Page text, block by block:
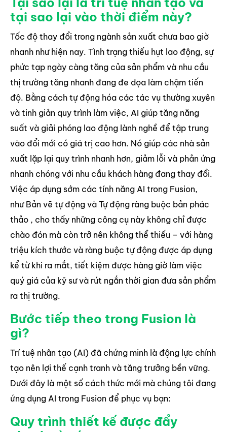
tại sao lại vào thời điểm này?
Tốc độ thay đổi trong ngành sản xuất chưa bao giờ
nhanh như hiện nay. Tình trạng thiếu hụt lao động, sự
phức tạp ngày càng tăng của sản phẩm và nhu cầu
thị trường tăng nhanh đang đe dọa làm chậm tiến
độ. Bằng cách tự động hóa các tác vụ thường xuyên
và tinh giản quy trình làm việc, AI giúp tăng năng
suất và giải phóng lao động lành nghề để tập trung
vào đổi mới có giá trị cao hơn. Nó giúp các nhà sản
xuất lặp lại quy trình nhanh hơn, giảm lỗi và phản ứng
nhanh chóng với nhu cầu khách hàng đang thay đổi.
Việc áp dụng sớm các tính năng AI trong Fusion,
như Bản vẽ tự động và Tự động ràng buộc bản phác
thảo , cho thấy những công cụ này không chỉ được
chào đón mà còn trở nên không thể thiếu – với hàng
triệu kích thước và ràng buộc tự động được áp dụng
kể từ khi ra mắt, tiết kiệm được hàng giờ làm việc
quý giá của kỹ sư và rút ngắn thời gian đưa sản phẩm
ra thị trường.
Bước tiếp theo trong Fusion là
gì?
Trí tuệ nhân tạo (AI) đã chứng minh là động lực chính
tạo nên lợi thế cạnh tranh và tăng trưởng bền vững.
Dưới đây là một số cách thức mới mà chúng tôi đang
ứng dụng AI trong Fusion để phục vụ bạn:
Quy trình thiết kế được đẩy